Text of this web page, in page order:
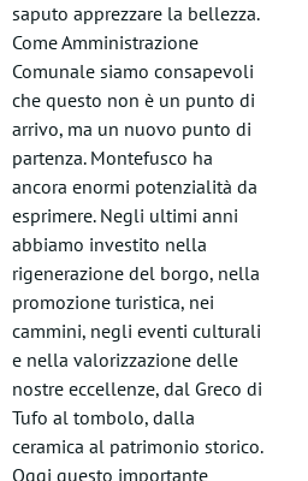
saputo apprezzare la bellezza.
Come Amministrazione
Comunale siamo consapevoli
che questo non è un punto di
arrivo, ma un nuovo punto di
partenza. Montefusco ha
ancora enormi potenzialità da
esprimere. Negli ultimi anni
abbiamo investito nella
rigenerazione del borgo, nella
promozione turistica, nei
cammini, negli eventi culturali
e nella valorizzazione delle
nostre eccellenze, dal Greco di
Tufo al tombolo, dalla
ceramica al patrimonio storico.
Oggi questo importante